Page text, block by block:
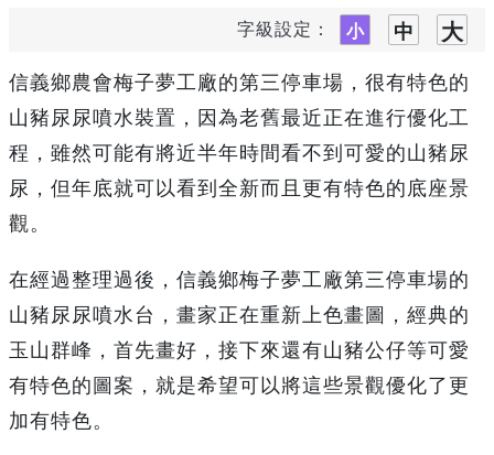
字級設定：
信義鄉農會梅子夢工廠的第三停車場，很有特色的
山豬尿尿噴水裝置，因為老舊最近正在進行優化工
程，雖然可能有將近半年時間看不到可愛的山豬尿
尿，但年底就可以看到全新而且更有特色的底座景
觀。
在經過整理過後，信義鄉梅子夢工廠第三停車場的
山豬尿尿噴水台，畫家正在重新上色畫圖，經典的
玉山群峰，首先畫好，接下來還有山豬公仔等可愛
有特色的圖案，就是希望可以將這些景觀優化了更
加有特色。